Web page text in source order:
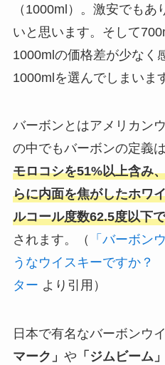
（1000ml）。激安でも
いと思います。そして
1000mlの価格差が少なく
1000mlを選んでしまいま
バーボンとはアメリカン
の中でもバーボンの定義は
モロコシを51%以上含み
らに内面を焦がしたホワ
ルコール度数62.5度以下
されます。（
「バーボン
うなウイスキーですか？
ター より引用）
日本で有名なバーボンウ
マーク」 や 「ジムビーム」